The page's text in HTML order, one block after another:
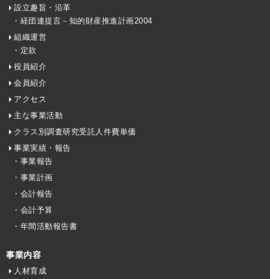
設立趣旨・沿革
・経団連提言－知的財産推進計画2004
組織運営
・定款
役員紹介
会員紹介
アクセス
主な事業活動
クラス別調査研究受託人件費単価
事業実績・報告
・事業報告
・事業計画
・会計報告
・会計予算
・年間活動報告書
事業内容
人材育成